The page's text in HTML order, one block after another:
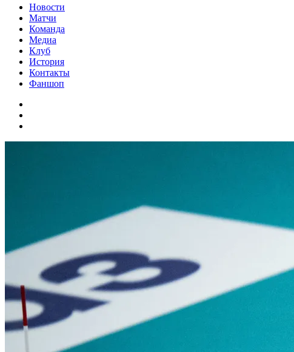
Новости
Матчи
Команда
Медиа
Клуб
История
Контакты
Фаншоп